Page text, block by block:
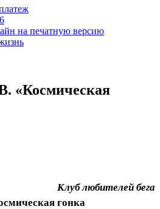
на печатную версию
«Космическая
Клуб любителей бега
гонка